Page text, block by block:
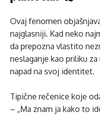
Ovaj fenomen
najglasniji. Kad neko
da prepozna vlastito
neslaganje kao priliku
napad na svoj identitet.
Tipične rečenice koje
– „Ma znam ja kako to